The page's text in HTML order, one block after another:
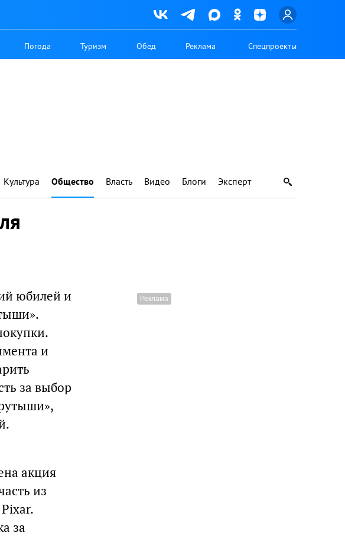
Погода Туризм Обед Реклама Спецпроекты
Культура Общество Власть Видео Блоги Эксперт
юбилей и
и
за выбор
акция
из
за